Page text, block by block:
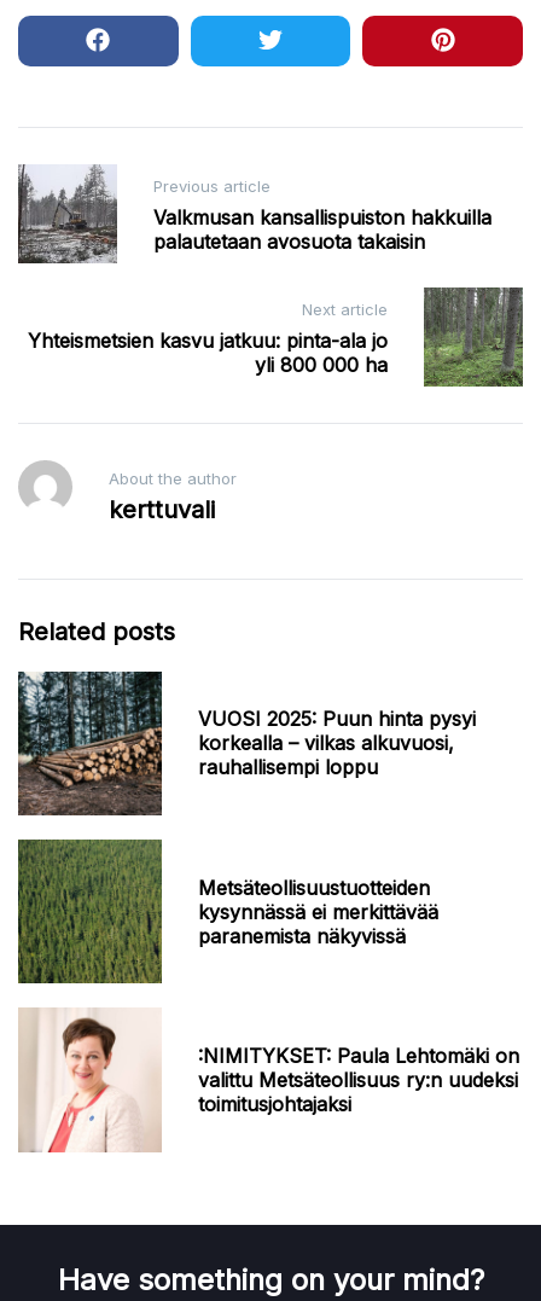
Post
navigation
Previous article
Valkmusan kansallispuiston hakkuilla
palautetaan avosuota takaisin
Next article
Yhteismetsien kasvu jatkuu: pinta-ala jo
yli 800 000 ha
About the author
kerttuvali
Related posts
VUOSI 2025: Puun hinta pysyi
korkealla – vilkas alkuvuosi,
rauhallisempi loppu
Metsäteollisuustuotteiden
kysynnässä ei merkittävää
paranemista näkyvissä
:NIMITYKSET: Paula Lehtomäki on
valittu Metsäteollisuus ry:n uudeksi
toimitusjohtajaksi
Have something on your mind?